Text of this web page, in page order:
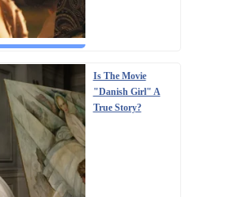
Is The Movie
"Danish Girl" A
True Story?